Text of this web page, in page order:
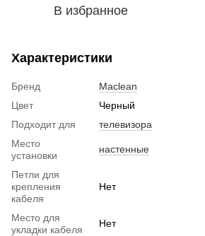
В избранное
Характеристики
Бренд
Maclean
Цвет
Черный
Подходит для
телевизора
Место
установки
настенные
Петли для
крепления
кабеля
Нет
Место для
укладки кабеля
Нет